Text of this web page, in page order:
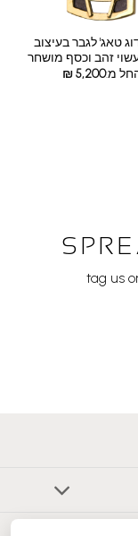
טאג' לגבר בעיצוב
זהב וכסף מושחר
מ:
₪5,200
tag us